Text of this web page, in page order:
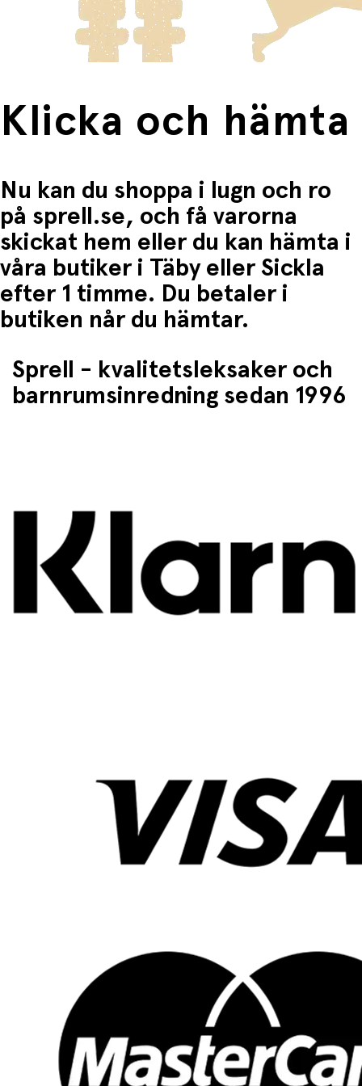
Fri frakt när du handlar för mer än 1500:-
Klicka och hämta
Nu kan du shoppa i lugn och ro
på sprell.se, och få varorna
skickat hem eller du kan hämta i
våra butiker i Täby eller Sickla
efter 1 timme. Du betaler i
butiken når du hämtar.
Sprell - kvalitetsleksaker och
barnrumsinredning sedan 1996